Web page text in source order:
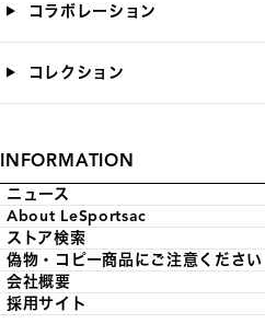
コラボレーション
コレクション
INFORMATION
ニュース
About LeSportsac
ストア検索
偽物・コピー商品にご注意ください
会社概要
採用サイト